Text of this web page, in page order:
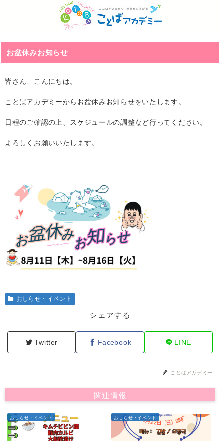
お盆休みお知らせ
皆さん、こんにちは。
ことばアカデミーからお盆休みお知らせをいたします。
日程のご確認の上、スケジュールの調整など行ってください。
よろしくお願いいたします。
おしらせ・イベント
シェアする
Twitter Facebook LINE
ことばアカデミー
関連情報
おしらせ・イベント おしらせ・イベント